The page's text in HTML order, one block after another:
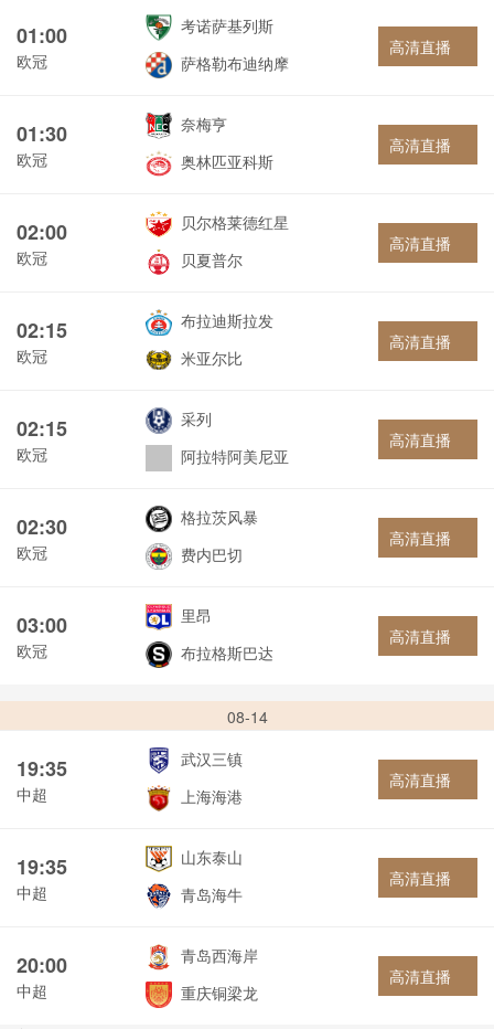
01:00
欧冠
考诺萨基列斯
萨格勒布迪纳摩
高清直播
01:30
欧冠
奈梅亨
奥林匹亚科斯
高清直播
02:00
欧冠
贝尔格莱德红星
贝夏普尔
高清直播
02:15
欧冠
布拉迪斯拉发
米亚尔比
高清直播
02:15
欧冠
采列
阿拉特阿美尼亚
高清直播
02:30
欧冠
格拉茨风暴
费内巴切
高清直播
03:00
欧冠
里昂
布拉格斯巴达
高清直播
08-14
19:35
中超
武汉三镇
上海海港
高清直播
19:35
中超
山东泰山
青岛海牛
高清直播
20:00
中超
青岛西海岸
重庆铜梁龙
高清直播